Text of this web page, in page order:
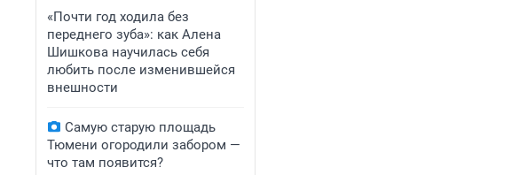
«Почти год ходила без
переднего зуба»: как Алена
Шишкова научилась себя
любить после изменившейся
внешности
Самую старую площадь
Тюмени огородили забором —
что там появится?